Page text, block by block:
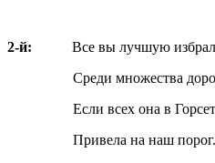
2-й: Все вы лучшую
Среди множества
Если всех она в
Привела на наш порог.